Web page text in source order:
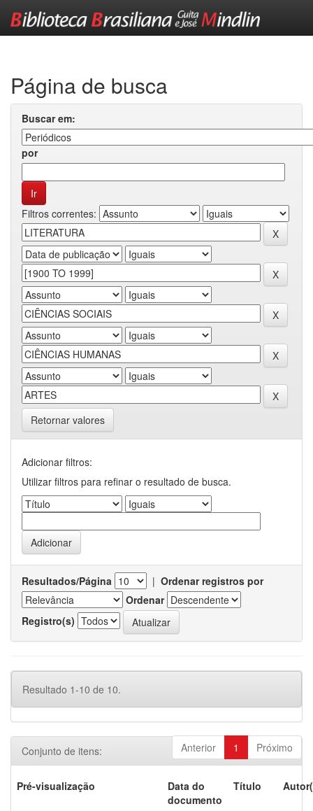
Página de busca
Buscar em:
por
Filtros correntes:
Retornar valores
Adicionar filtros:
Utilizar filtros para refinar o resultado de busca.
Resultados/Página | Ordenar registros por
Ordenar
Registro(s)
Resultado 1-10 de 10.
Anterior 1 Próximo
Conjunto de itens:
Pré-visualização
Data do
documento
Título